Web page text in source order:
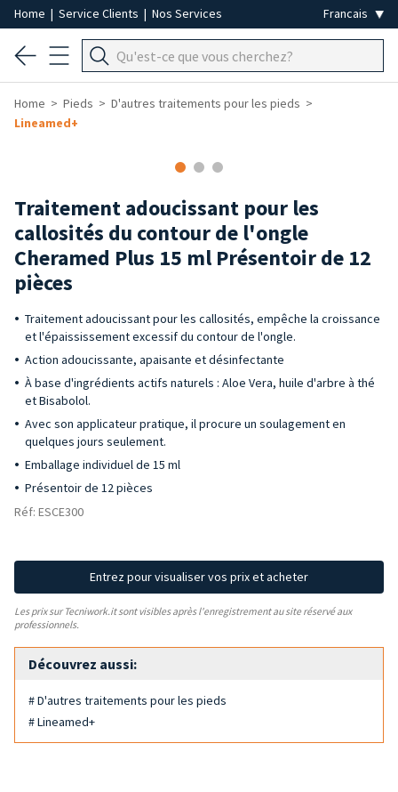
Home | Service Clients | Nos Services
Home Pieds
D'autres traitements pour les pieds
Lineamed+
Traitement adoucissant pour les
callosités du contour de l'ongle
Cheramed Plus 15 ml Présentoir de 12
pièces
Traitement adoucissant pour les callosités, empêche la croissance
et l'épaississement excessif du contour de l'ongle.
Action adoucissante, apaisante et désinfectante
À base d'ingrédients actifs naturels : Aloe Vera, huile d'arbre à thé
et Bisabolol.
Avec son applicateur pratique, il procure un soulagement en
quelques jours seulement.
Emballage individuel de 15 ml
Présentoir de 12 pièces
Réf: ESCE300
Entrez pour visualiser vos prix et acheter
Les prix sur Tecniwork.it sont visibles après l'enregistrement au site réservé aux
professionnels.
Découvrez aussi:
# D'autres traitements pour les pieds
# Lineamed+